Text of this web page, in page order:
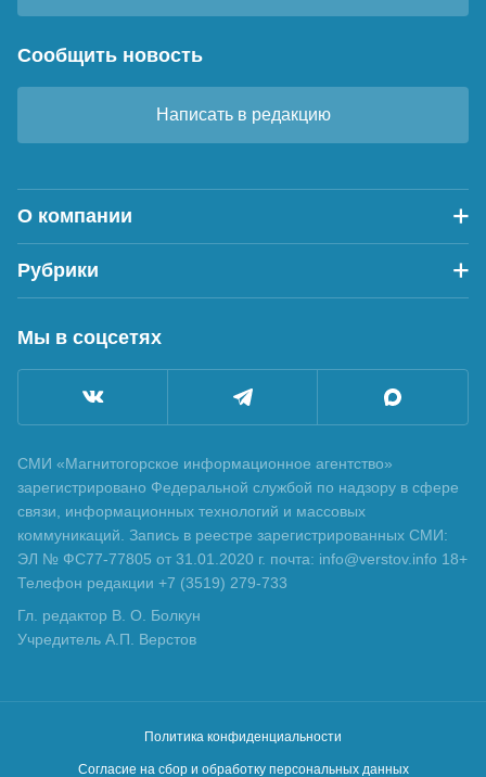
Сообщить новость
Написать в редакцию
О компании
Рубрики
Мы в соцсетях
СМИ «Магнитогорское информационное агентство»
зарегистрировано Федеральной службой по надзору в сфере
связи, информационных технологий и массовых
коммуникаций. Запись в реестре зарегистрированных СМИ:
ЭЛ № ФС77-77805 от 31.01.2020 г. почта: info@verstov.info 18+
Телефон редакции +7 (3519) 279-733
Гл. редактор В. О. Болкун
Учредитель А.П. Верстов
Политика конфиденциальности
Согласие на сбор и обработку персональных данных